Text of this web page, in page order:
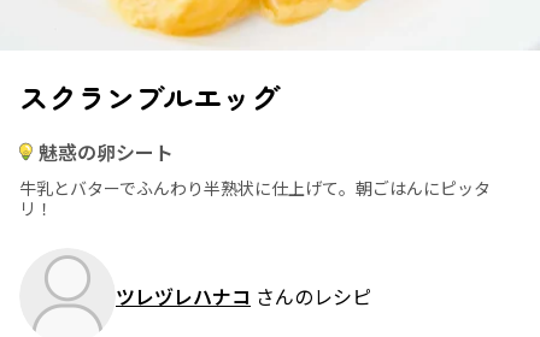
スクランブルエッグ
魅惑の卵シート
牛乳とバターでふんわり半熟状に仕上げて。朝ごはんにピッタ
リ！
ツレヅレハナコ さんのレシピ